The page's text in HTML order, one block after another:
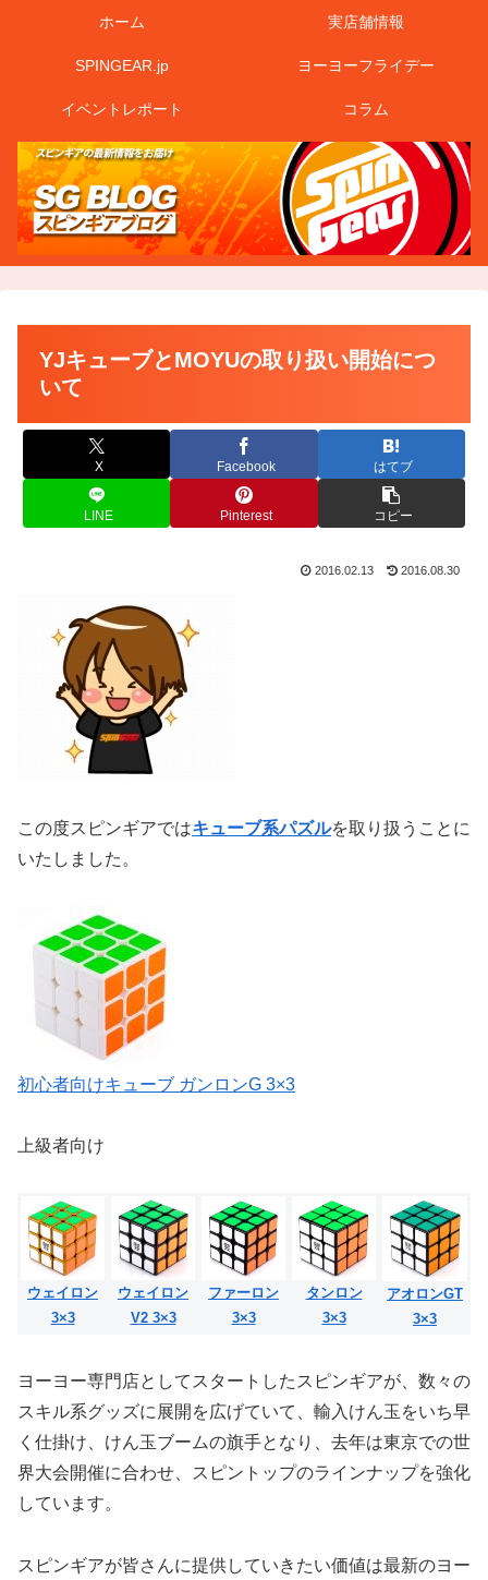
ホーム 実店舗情報
SPINGEAR.jp ヨーヨーフライデー
イベントレポート コラム
YJキューブとMOYUの取り扱い開始につ
いて
X Facebook はてブ
LINE Pinterest コピー
2016.02.13 2016.08.30
この度スピンギアではキューブ系パズルを取り扱うことに
いたしました。
初心者向けキューブ ガンロンG 3×3
上級者向け
ウェイロン
3×3
ウェイロン
V2 3×3
ファーロン
3×3
タンロン
3×3
アオロンGT
3×3
ヨーヨー専門店としてスタートしたスピンギアが、数々の
スキル系グッズに展開を広げていて、輸入けん玉をいち早
く仕掛け、けん玉ブームの旗手となり、去年は東京での世
界大会開催に合わせ、スピントップのラインナップを強化
しています。
スピンギアが皆さんに提供していきたい価値は最新のヨー